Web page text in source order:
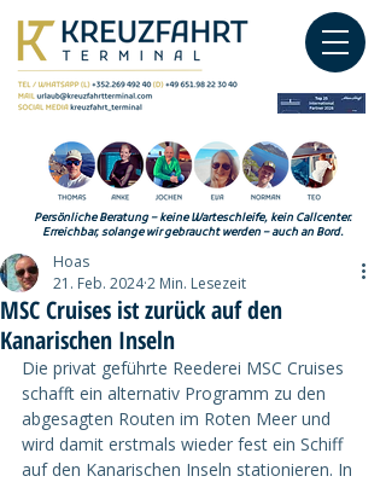
Persönliche Beratung – keine Warteschleife, kein Callcenter.
Erreichbar, solange wir gebraucht werden – auch an Bord.
MSC Cruises ist zurück auf den
Kanarischen Inseln
Hoas
21. Feb. 20242 Min. Lesezeit
Die privat geführte Reederei MSC Cruises
schafft ein alternativ Programm zu den
abgesagten Routen im Roten Meer und
wird damit erstmals wieder fest ein Schiff
auf den Kanarischen Inseln stationieren. In